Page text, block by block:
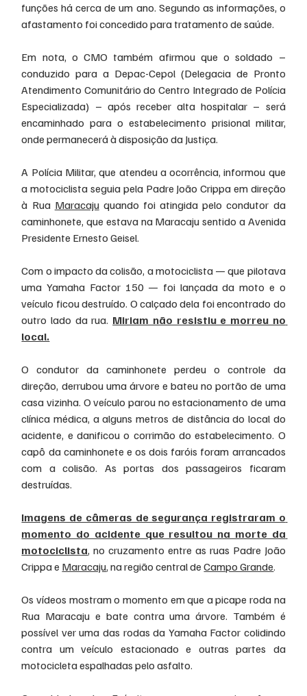
funções há cerca de um ano. Segundo as informações, o
afastamento foi concedido para tratamento de saúde.
Em nota, o CMO também afirmou que o soldado –
conduzido para a Depac-Cepol (Delegacia de Pronto
Atendimento Comunitário do Centro Integrado de Polícia
Especializada) – após receber alta hospitalar – será
encaminhado para o estabelecimento prisional militar,
onde permanecerá à disposição da Justiça.
A Polícia Militar, que atendeu a ocorrência, informou que
a motociclista seguia pela Padre João Crippa em direção
à Rua Maracaju quando foi atingida pelo condutor da
caminhonete, que estava na Maracaju sentido a Avenida
Presidente Ernesto Geisel.
Com o impacto da colisão, a motociclista — que pilotava
uma Yamaha Factor 150 — foi lançada da moto e o
veículo ficou destruído. O calçado dela foi encontrado do
outro lado da rua. Miriam não resistiu e morreu no
local.
O condutor da caminhonete perdeu o controle da
direção, derrubou uma árvore e bateu no portão de uma
casa vizinha. O veículo parou no estacionamento de uma
clínica médica, a alguns metros de distância do local do
acidente, e danificou o corrimão do estabelecimento. O
capô da caminhonete e os dois faróis foram arrancados
com a colisão. As portas dos passageiros ficaram
destruídas.
Imagens de câmeras de segurança registraram o
momento do acidente que resultou na morte da
motociclista, no cruzamento entre as ruas Padre João
Crippa e Maracaju, na região central de Campo Grande.
Os vídeos mostram o momento em que a picape roda na
Rua Maracaju e bate contra uma árvore. Também é
possível ver uma das rodas da Yamaha Factor colidindo
contra um veículo estacionado e outras partes da
motocicleta espalhadas pelo asfalto.